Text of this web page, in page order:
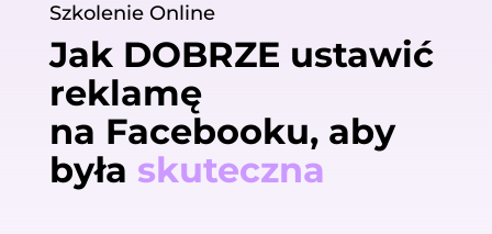
Szkolenie Online
Jak DOBRZE ustawić
reklamę
na Facebooku, aby
była skuteczna